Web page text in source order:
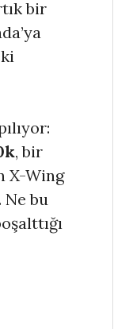
bir
, bir
X-Wing
. Ne bu